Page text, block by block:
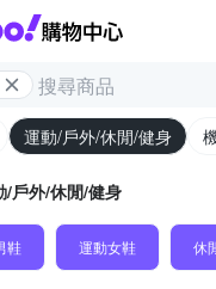
Yahoo購
運動/戶外/休閒/健身
/戶外/休閒/健身
鞋 運動女鞋 休